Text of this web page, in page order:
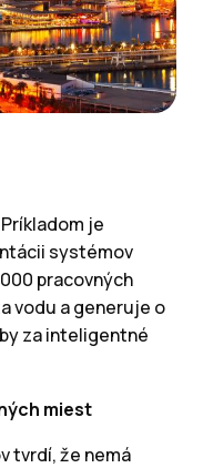
je
systémov
pracovných
vodu a generuje o
za inteligentné
miest
tvrdí, že nemá